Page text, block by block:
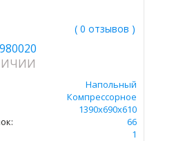
( 0 отзывов )
980020
Напольный
Компрессорное
1390х690х610
66
1